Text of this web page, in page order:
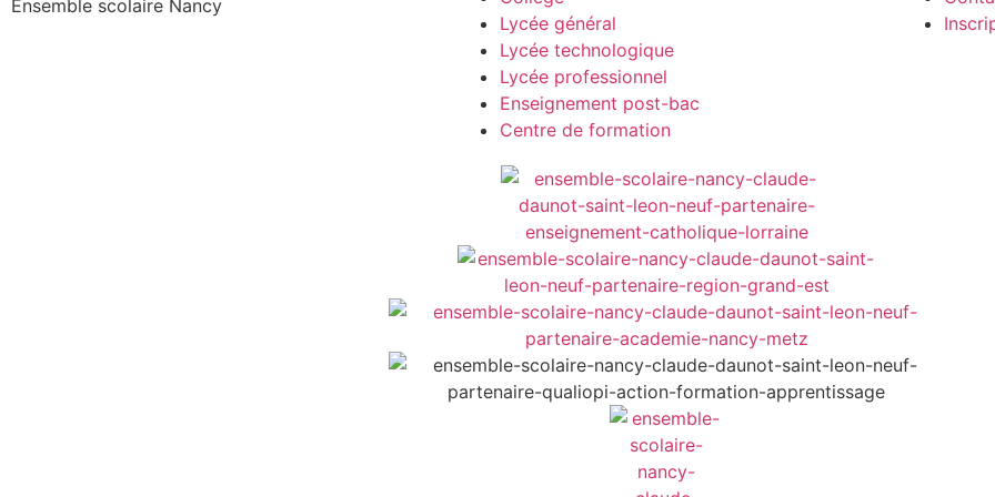
Ensemble scolaire Nancy
Lycée général
Lycée technologique
Lycée professionnel
Enseignement post-bac
Centre de formation